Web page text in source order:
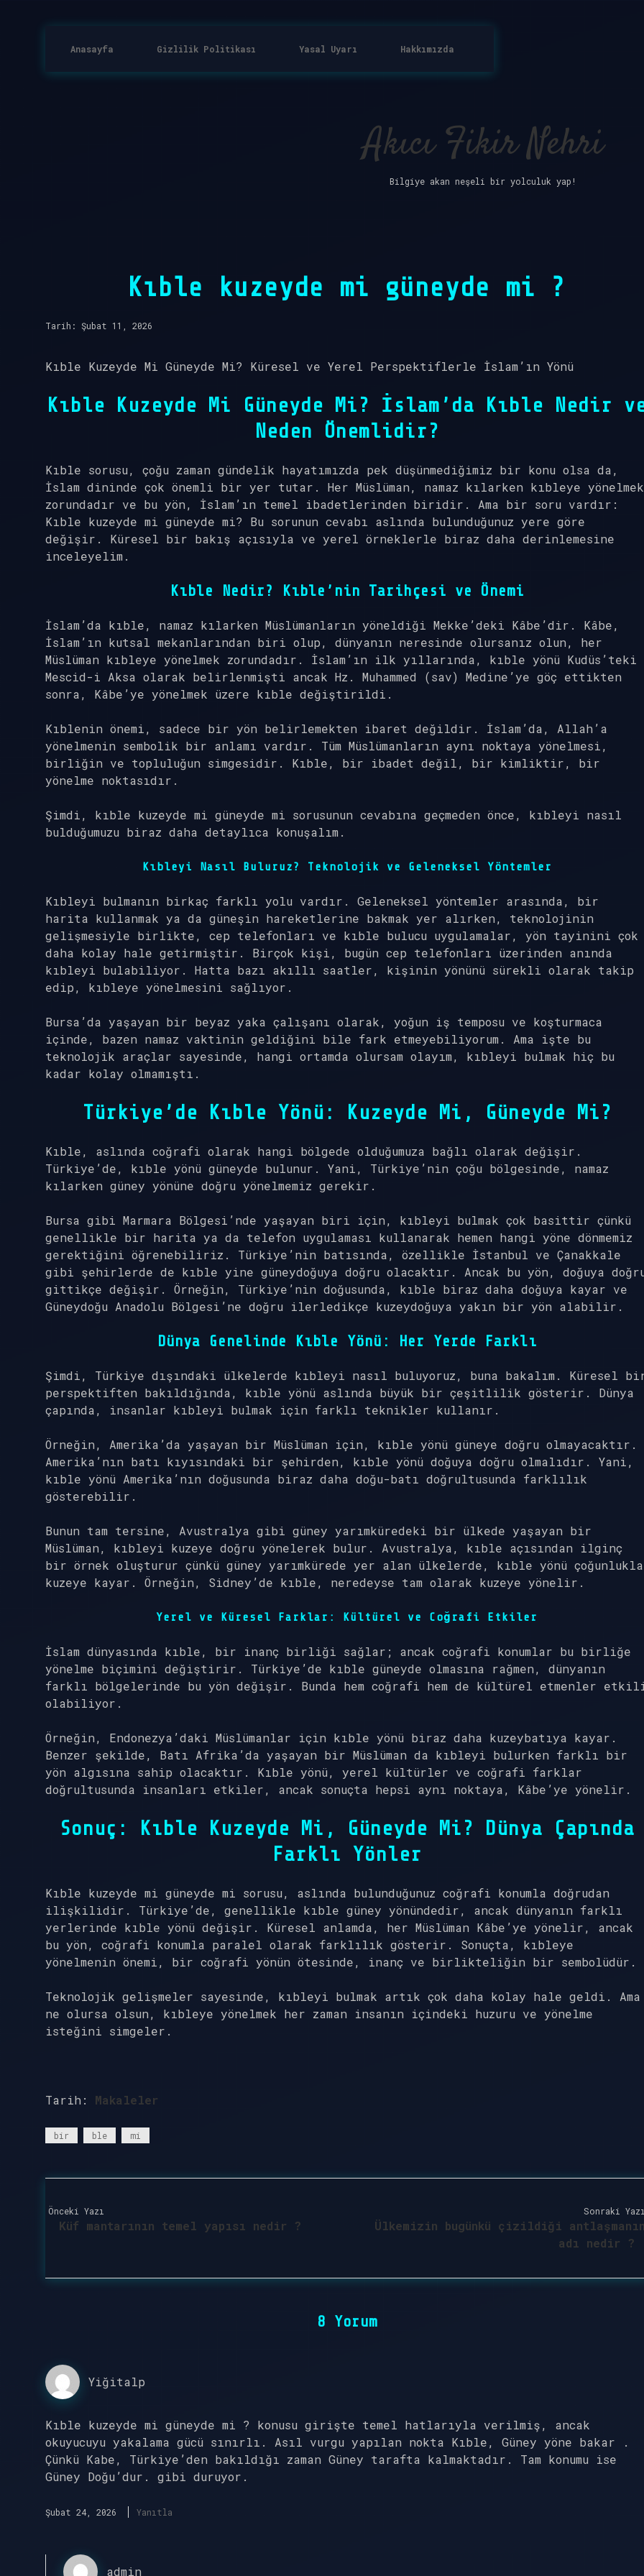
Anasayfa Gizlilik Politikası Yasal Uyarı Hakkımızda
Akıcı Fikir Nehri
Bilgiye akan neşeli bir yolculuk yap!
Kıble kuzeyde mi güneyde mi ?
Tarih: Şubat 11, 2026
Kıble Kuzeyde Mi Güneyde Mi? Küresel ve Yerel Perspektiflerle İslam’ın Yönü
Kıble Kuzeyde Mi Güneyde Mi? İslam’da Kıble Nedir
Neden Önemlidir?
Kıble sorusu, çoğu zaman gündelik hayatımızda pek düşünmediğimiz bir konu olsa da,
İslam dininde çok önemli bir yer tutar. Her Müslüman, namaz kılarken kıbleye yönelmek
zorundadır ve bu yön, İslam’ın temel ibadetlerinden biridir. Ama bir soru vardır:
Kıble kuzeyde mi güneyde mi? Bu sorunun cevabı aslında bulunduğunuz yere göre
değişir. Küresel bir bakış açısıyla ve yerel örneklerle biraz daha derinlemesine
inceleyelim.
Kıble Nedir? Kıble’nin Tarihçesi ve Önemi
İslam’da kıble, namaz kılarken Müslümanların yöneldiği Mekke’deki Kâbe’dir. Kâbe,
İslam’ın kutsal mekanlarından biri olup, dünyanın neresinde olursanız olun, her
Müslüman kıbleye yönelmek zorundadır. İslam’ın ilk yıllarında, kıble yönü Kudüs’teki
Mescid-i Aksa olarak belirlenmişti ancak Hz. Muhammed (sav) Medine’ye göç ettikten
sonra, Kâbe’ye yönelmek üzere kıble değiştirildi.
Kıblenin önemi, sadece bir yön belirlemekten ibaret değildir. İslam’da, Allah’a
yönelmenin sembolik bir anlamı vardır. Tüm Müslümanların aynı noktaya yönelmesi,
birliğin ve topluluğun simgesidir. Kıble, bir ibadet değil, bir kimliktir, bir
yönelme noktasıdır.
Şimdi, kıble kuzeyde mi güneyde mi sorusunun cevabına geçmeden önce, kıbleyi nasıl
bulduğumuzu biraz daha detaylıca konuşalım.
Kıbleyi Nasıl Buluruz? Teknolojik ve Geleneksel Yöntemler
Kıbleyi bulmanın birkaç farklı yolu vardır. Geleneksel yöntemler arasında, bir
harita kullanmak ya da güneşin hareketlerine bakmak yer alırken, teknolojinin
gelişmesiyle birlikte, cep telefonları ve kıble bulucu uygulamalar, yön tayinini çok
daha kolay hale getirmiştir. Birçok kişi, bugün cep telefonları üzerinden anında
kıbleyi bulabiliyor. Hatta bazı akıllı saatler, kişinin yönünü sürekli olarak takip
edip, kıbleye yönelmesini sağlıyor.
Bursa’da yaşayan bir beyaz yaka çalışanı olarak, yoğun iş temposu ve koşturmaca
içinde, bazen namaz vaktinin geldiğini bile fark etmeyebiliyorum. Ama işte bu
teknolojik araçlar sayesinde, hangi ortamda olursam olayım, kıbleyi bulmak hiç bu
kadar kolay olmamıştı.
Türkiye’de Kıble Yönü: Kuzeyde Mi, Güneyde Mi?
Kıble, aslında coğrafi olarak hangi bölgede olduğumuza bağlı olarak değişir.
Türkiye’de, kıble yönü güneyde bulunur. Yani, Türkiye’nin çoğu bölgesinde, namaz
kılarken güney yönüne doğru yönelmemiz gerekir.
Bursa gibi Marmara Bölgesi’nde yaşayan biri için, kıbleyi bulmak çok basittir çünkü
genellikle bir harita ya da telefon uygulaması kullanarak hemen hangi yöne dönmemiz
gerektiğini öğrenebiliriz. Türkiye’nin batısında, özellikle İstanbul ve Çanakkale
gibi şehirlerde de kıble yine güneydoğuya doğru olacaktır. Ancak bu yön, doğuya
gittikçe değişir. Örneğin, Türkiye’nin doğusunda, kıble biraz daha doğuya kayar ve
Güneydoğu Anadolu Bölgesi’ne doğru ilerledikçe kuzeydoğuya yakın bir yön alabilir.
Dünya Genelinde Kıble Yönü: Her Yerde Farklı
Şimdi, Türkiye dışındaki ülkelerde kıbleyi nasıl buluyoruz, buna bakalım. Küresel
perspektiften bakıldığında, kıble yönü aslında büyük bir çeşitlilik gösterir. Dünya
çapında, insanlar kıbleyi bulmak için farklı teknikler kullanır.
Örneğin, Amerika’da yaşayan bir Müslüman için, kıble yönü güneye doğru olmayacaktır.
Amerika’nın batı kıyısındaki bir şehirden, kıble yönü doğuya doğru olmalıdır. Yani,
kıble yönü Amerika’nın doğusunda biraz daha doğu-batı doğrultusunda farklılık
gösterebilir.
Bunun tam tersine, Avustralya gibi güney yarımküredeki bir ülkede yaşayan bir
Müslüman, kıbleyi kuzeye doğru yönelerek bulur. Avustralya, kıble açısından ilginç
bir örnek oluşturur çünkü güney yarımkürede yer alan ülkelerde, kıble yönü çoğunlukla
kuzeye kayar. Örneğin, Sidney’de kıble, neredeyse tam olarak kuzeye yönelir.
Yerel ve Küresel Farklar: Kültürel ve Coğrafi Etkiler
İslam dünyasında kıble, bir inanç birliği sağlar; ancak coğrafi konumlar bu birliğe
yönelme biçimini değiştirir. Türkiye’de kıble güneyde olmasına rağmen, dünyanın
farklı bölgelerinde bu yön değişir. Bunda hem coğrafi hem de kültürel etmenler
olabiliyor.
Örneğin, Endonezya’daki Müslümanlar için kıble yönü biraz daha kuzeybatıya kayar.
Benzer şekilde, Batı Afrika’da yaşayan bir Müslüman da kıbleyi bulurken farklı bir
yön algısına sahip olacaktır. Kıble yönü, yerel kültürler ve coğrafi farklar
doğrultusunda insanları etkiler, ancak sonuçta hepsi aynı noktaya, Kâbe’ye yönelir.
Sonuç: Kıble Kuzeyde Mi, Güneyde Mi? Dünya Çapında
Farklı Yönler
Kıble kuzeyde mi güneyde mi sorusu, aslında bulunduğunuz coğrafi konumla doğrudan
ilişkilidir. Türkiye’de, genellikle kıble güney yönündedir, ancak dünyanın farklı
yerlerinde kıble yönü değişir. Küresel anlamda, her Müslüman Kâbe’ye yönelir, ancak
bu yön, coğrafi konumla paralel olarak farklılık gösterir. Sonuçta, kıbleye
yönelmenin önemi, bir coğrafi yönün ötesinde, inanç ve birlikteliğin bir sembolüdür.
Teknolojik gelişmeler sayesinde, kıbleyi bulmak artık çok daha kolay hale geldi. Ama
ne olursa olsun, kıbleye yönelmek her zaman insanın içindeki huzuru ve yönelme
isteğini simgeler.
Tarih: Makaleler
bir ble mi
Önceki Yazı
Küf mantarının temel yapısı nedir ?
Sonraki
Ülkemizin bugünkü çizildiği
adı nedir ?
8 Yorum
Yiğitalp
Kıble kuzeyde mi güneyde mi ? konusu girişte temel hatlarıyla verilmiş, ancak
okuyucuyu yakalama gücü sınırlı. Asıl vurgu yapılan nokta Kıble, Güney yöne bakar .
Çünkü Kabe, Türkiye’den bakıldığı zaman Güney tarafta kalmaktadır. Tam konumu ise
Güney Doğu’dur. gibi duruyor.
Şubat 24, 2026 Yanıtla
admin